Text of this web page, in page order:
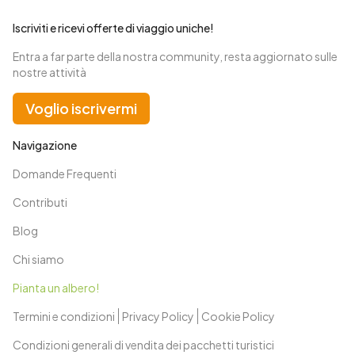
Navigazione
Domande Frequenti
Contributi
Blog
Chi siamo
Pianta un albero!
Termini e condizioni
Privacy Policy
Cookie Policy
Condizioni generali di vendita dei pacchetti turistici
Iscriviti e ricevi offerte di viaggio uniche!
Entra a far parte della nostra community, resta aggiornato sulle
nostre attività
Voglio iscrivermi